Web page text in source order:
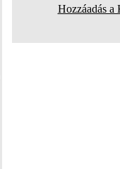
Hozzáadás